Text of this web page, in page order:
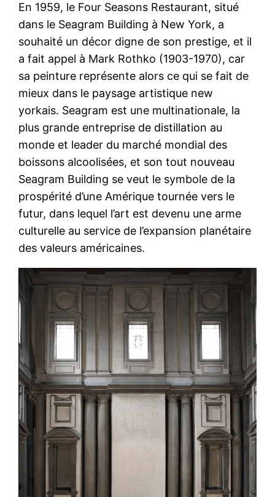
En 1959, le Four Seasons Restaurant, situé
dans le Seagram Building à New York, a
souhaité un décor digne de son prestige, et il
a fait appel à Mark Rothko (1903-1970), car
sa peinture représente alors ce qui se fait de
mieux dans le paysage artistique new
yorkais. Seagram est une multinationale, la
plus grande entreprise de distillation au
monde et leader du marché mondial des
boissons alcoolisées, et son tout nouveau
Seagram Building se veut le symbole de la
prospérité d’une Amérique tournée vers le
futur, dans lequel l’art est devenu une arme
culturelle au service de l’expansion planétaire
des valeurs américaines.